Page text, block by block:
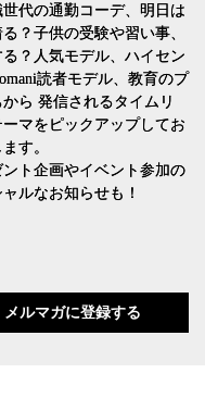
代の通勤コーデ、明日は
？子供の受験や習い事、
る？人気モデル、ハイセン
読者モデル、教育のプ
から 発信されるタイムリ
ーマをピックアップしてお
す。
ント企画やイベント参加の
ャルなお知らせも！
メルマガに登録する